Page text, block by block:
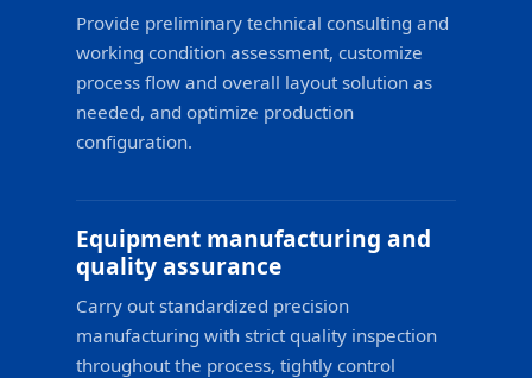
Provide preliminary technical consulting and
working condition assessment, customize
process flow and overall layout solution as
needed, and optimize production
configuration.
Equipment manufacturing and
quality assurance
Carry out standardized precision
manufacturing with strict quality inspection
throughout the process, tightly control